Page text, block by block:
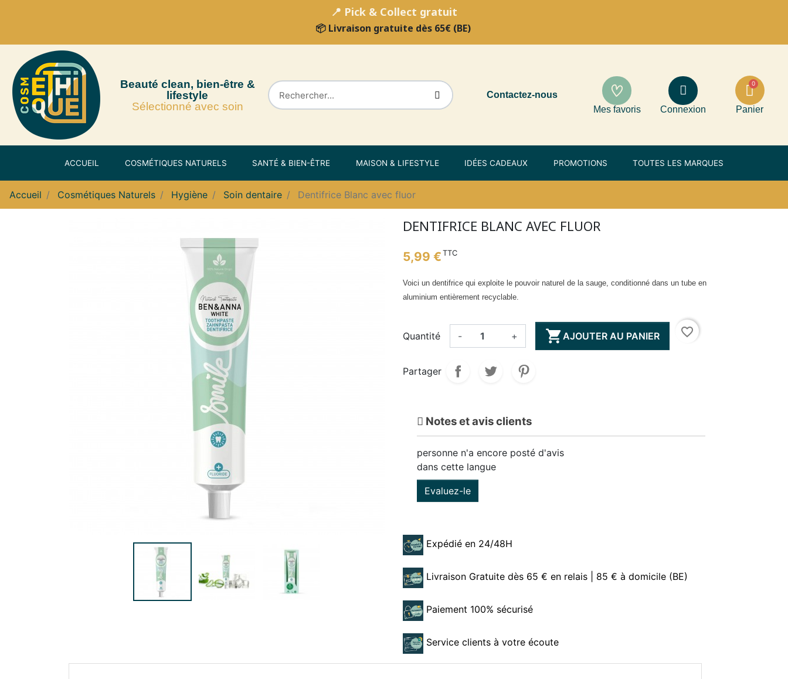
📍 Pick & Collect gratuit
📦 Livraison gratuite dès 65€ (BE)
Beauté clean, bien-être &
lifestyle
Sélectionné avec soin
Contactez-nous
Mes favoris
Connexion Panier
ACCUEIL COSMÉTIQUES NATURELS SANTÉ & BIEN-ÊTRE MAISON & LIFESTYLE IDÉES CADEAUX PROMOTIONS TOUTES LES MARQUES
Accueil Cosmétiques Naturels Hygiène Soin dentaire Dentifrice Blanc avec fluor
DENTIFRICE BLANC AVEC FLUOR
5,99 € TTC
Voici un dentifrice qui exploite le pouvoir naturel de la sauge, conditionné dans un tube en
aluminium entièrement recyclable.
Quantité - + AJOUTER AU PANIER favorite_border
Partager
Notes et avis clients
personne n'a encore posté d'avis
dans cette langue
Evaluez-le
Expédié en 24/48H
Livraison Gratuite dès 65 € en relais | 85 € à domicile (BE)
Paiement 100% sécurisé
Service clients à votre écoute